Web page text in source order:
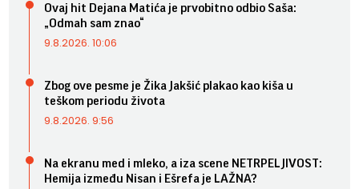
Ovaj hit Dejana Matića je prvobitno odbio Saša:
„Odmah sam znao“
9.8.2026. 10:06
Zbog ove pesme je Žika Jakšić plakao kao kiša u
teškom periodu života
9.8.2026. 9:56
Na ekranu med i mleko, a iza scene NETRPELJIVOST:
Hemija između Nisan i Ešrefa je LAŽNA?